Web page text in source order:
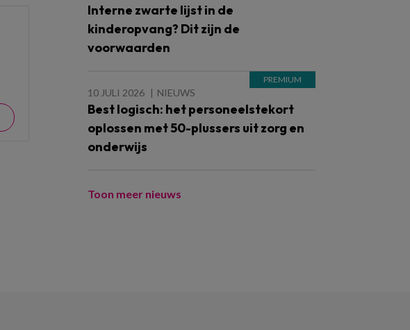
Interne zwarte lijst in de
kinderopvang? Dit zijn de
voorwaarden
10 JULI 2026 NIEUWS
Best logisch: het personeelstekort
oplossen met 50-plussers uit zorg en
onderwijs
Toon meer nieuws